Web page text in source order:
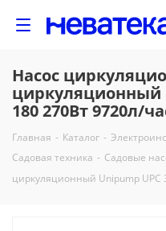
Насос
циркуляционный
180 270Вт 9720л/
Главная - Каталог -
Садовая техника - Садовые
циркуляционный Unipump UPС